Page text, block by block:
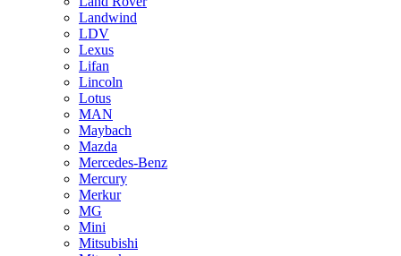
Landwind
LDV
Lexus
Lifan
Lincoln
Lotus
MAN
Maybach
Mazda
Mercedes-Benz
Mercury
Merkur
MG
Mini
Mitsubishi